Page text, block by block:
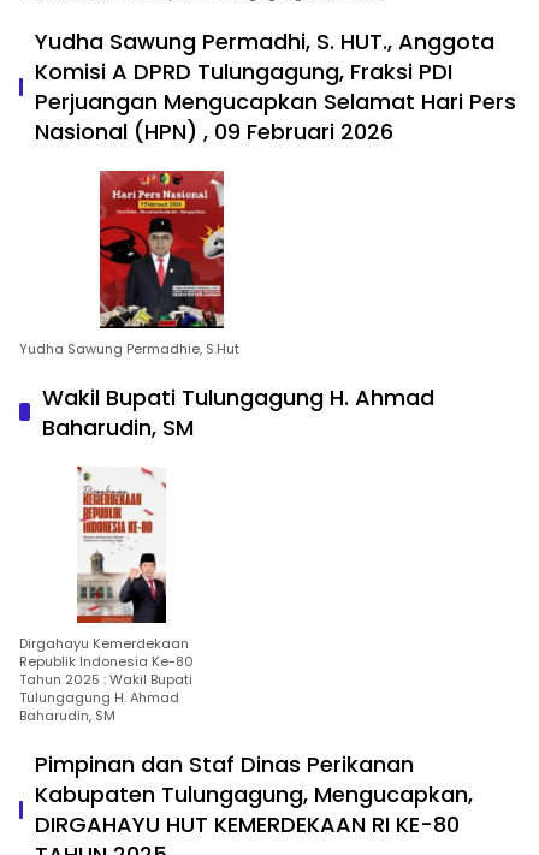
Yudha Sawung Permadhi, S. HUT., Anggota
Komisi A DPRD Tulungagung, Fraksi PDI
Perjuangan Mengucapkan Selamat Hari Pers
Nasional (HPN) , 09 Februari 2026
Yudha Sawung Permadhie, S.Hut
Wakil Bupati Tulungagung H. Ahmad
Baharudin, SM
Dirgahayu Kemerdekaan
Republik Indonesia Ke-80
Tahun 2025 : Wakil Bupati
Tulungagung H. Ahmad
Baharudin, SM
Pimpinan dan Staf Dinas Perikanan
Kabupaten Tulungagung, Mengucapkan,
DIRGAHAYU HUT KEMERDEKAAN RI KE-80